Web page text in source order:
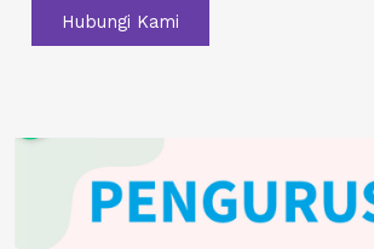
Hubungi Kami